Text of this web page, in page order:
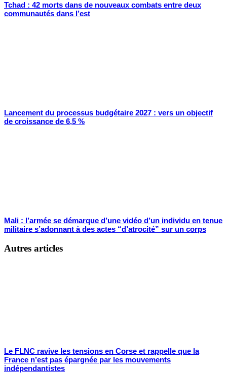
Tchad : 42 morts dans de nouveaux combats entre deux
communautés dans l’est
Lancement du processus budgétaire 2027 : vers un objectif
de croissance de 6,5 %
Mali : l’armée se démarque d’une vidéo d’un individu en tenue
militaire s’adonnant à des actes “d’atrocité” sur un corps
Autres articles
Le FLNC ravive les tensions en Corse et rappelle que la
France n’est pas épargnée par les mouvements
indépendantistes